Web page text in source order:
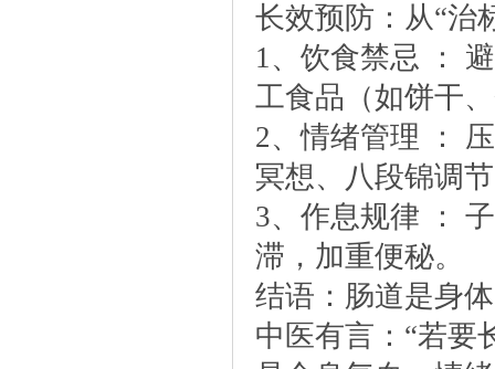
长效预防：从“治
1、饮食禁忌：
工食品（如饼干
2、情绪管理：
冥想、八段锦调
3、作息规律：
滞，加重便秘。
结语：肠道是身
中医有言：“若要